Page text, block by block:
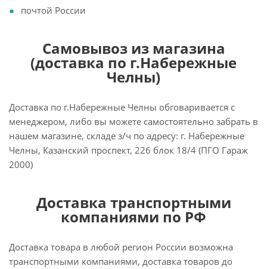
почтой России
Самовывоз из магазина
(доставка по г.Набережные
Челны)
Доставка по г.Набережные Челны обговаривается с
менеджером, либо вы можете самостоятельно забрать в
нашем магазине, складе з/ч по адресу: г. Набережные
Челны, Казанский проспект, 226 блок 18/4 (ПГО Гараж
2000)
Доставка транспортными
компаниями по РФ
Доставка товара в любой регион России возможна
транспортными компаниями, доставка товаров до